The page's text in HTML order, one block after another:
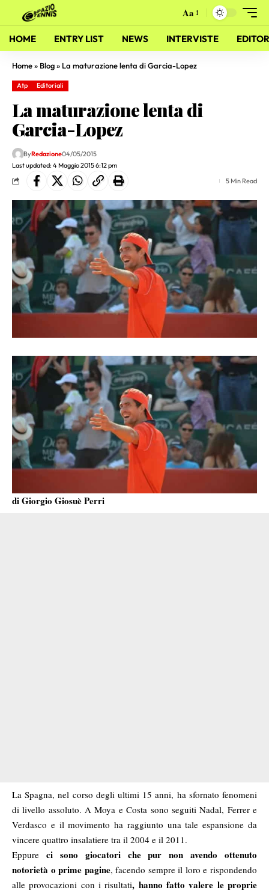
Aa
HOME ENTRY LIST NEWS INTERVISTE
Home» Blog» La maturazione lenta di Garcia-Lopez
Atp Editoriali
La maturazione lenta di
Garcia-Lopez
Last updated: 4 Maggio 2015 6:12 pm
ByRedazione04/05/2015
5 Min Read
di Giorgio Giosuè Perri
La Spagna, nel corso degli ultimi 15 anni, ha sfornato fenomeni
di livello assoluto. A Moya e Costa sono seguiti Nadal, Ferrer e
Verdasco e il movimento ha raggiunto una tale espansione da
vincere quattro insalatiere tra il 2004 e il 2011.
Eppure ci sono giocatori che pur non avendo ottenuto
notorietà o prime pagine, facendo sempre il loro e rispondendo
alle provocazioni con i risultati, hanno fatto valere le proprie